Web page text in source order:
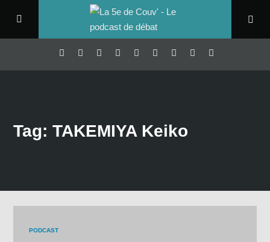
Tag: TAKEMIYA Keiko
PODCAST